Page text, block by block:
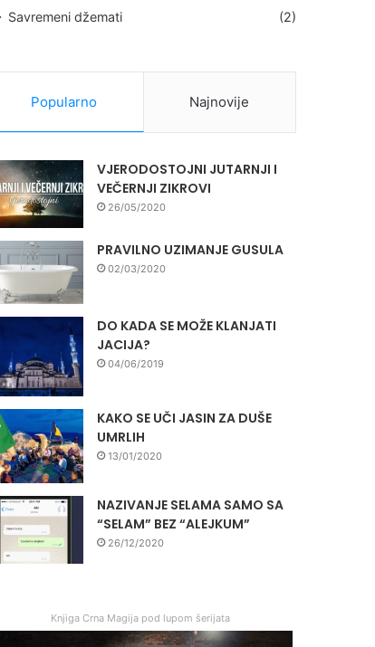
Savremeni džemati
(2)
Popularno Najnovije
VJERODOSTOJNI JUTARNJI I
VEČERNJI ZIKROVI
26/05/2020
PRAVILNO UZIMANJE GUSULA
02/03/2020
DO KADA SE MOŽE KLANJATI
JACIJA?
04/06/2019
KAKO SE UČI JASIN ZA DUŠE
UMRLIH
13/01/2020
NAZIVANJE SELAMA SAMO SA
“SELAM” BEZ “ALEJKUM”
26/12/2020
Knjiga Crna Magija pod lupom šerijata